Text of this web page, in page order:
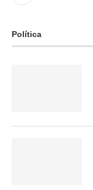
Política